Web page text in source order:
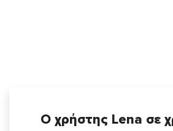
Ο χρήστης Lena σε